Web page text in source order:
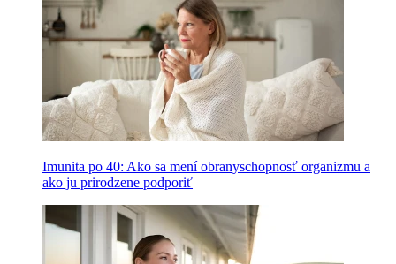
Imunita po 40: Ako sa mení obranyschopnosť organizmu a
ako ju prirodzene podporiť